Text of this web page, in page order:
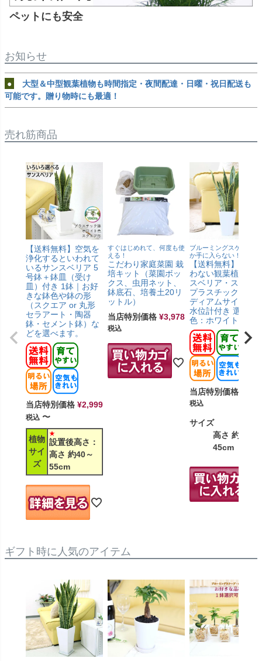
ペットにも安全
お知らせ
●
大型＆中型観葉植物も時間指定・夜間配達・日曜・祝日配送も
可能です。贈り物時にも最適！
売れ筋商品
【送料無料】空気を
浄化するといわれて
いるサンスベリア 5
号鉢＋鉢皿（受け
皿）付き 1鉢｜お好
きな鉢色や鉢の形
（スクエア or 丸形
セラアート・陶器
鉢・セメント鉢）な
どを選べます。
当店特別価格 ¥2,999
税込 〜
植物
サイ
ズ
設置後高さ：
高さ 約40～
55cm
すぐはじめれて、何度も使
える！
こだわり家庭菜園 栽
培キット（菜園ボッ
クス、虫用ネット、
鉢底石、培養土20リ
ットル）
当店特別価格 ¥3,978
税込
ブルーミングスケープで
か手に入らない！
【送料無料】土を
わない観葉植物 サ
スベリア・スクエ
プラスチック鉢「
ディアムサイズ」
水位計付き 選べる
色：ホワイト
当店特別価格
税込
サイズ
高さ 約35～
45cm
ギフト時に人気のアイテム